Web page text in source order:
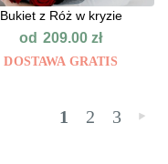
Bukiet z Róż w kryzie
od 209.00zł
DOSTAWA GRATIS
1 2 3 »